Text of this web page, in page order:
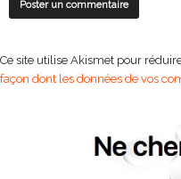
Ce site utilise Akismet pour
façon dont les données de vos